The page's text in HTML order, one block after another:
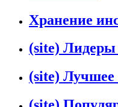
Хранение
(site)
(site) Лучшее